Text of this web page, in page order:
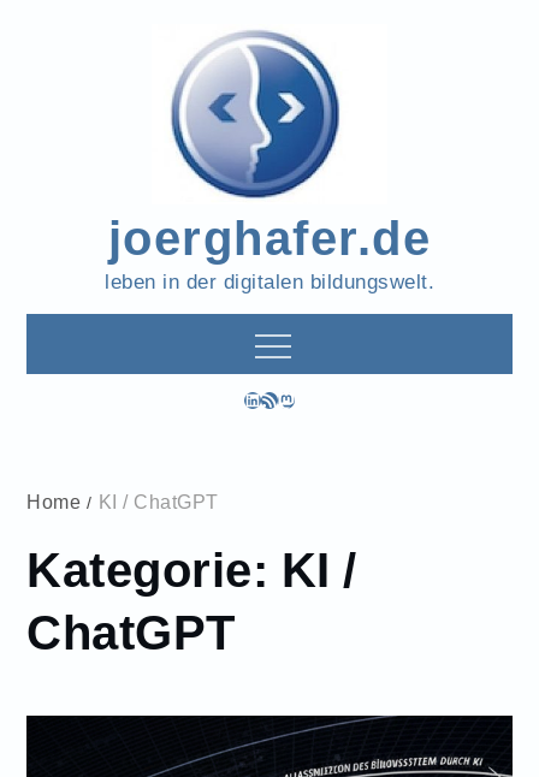
joerghafer.de
leben in der digitalen bildungswelt.
LinkedIn
RSS-FeedMastodon
Home KI / ChatGPT
Kategorie: KI /
ChatGPT